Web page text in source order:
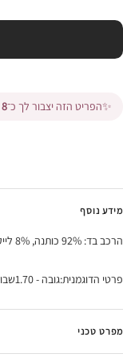
✨הפריט הזה יצבור לך כ־8
מידע נוסף
הרכב בד: 92% כותנה, 8% לייקרה.
פרטי הדוגמנית:גובה - 1.70שבוע הריון - 32 מידה - S
מפרט טכני